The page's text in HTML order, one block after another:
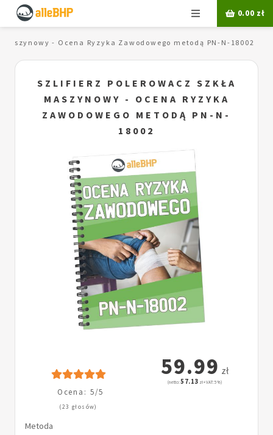
Menu 0.00 zł
- Ocena Ryzyka Zawodowego metodą PN-N-18002
SZLIFIERZ POLEROWACZ SZKŁA
MASZYNOWY - OCENA RYZYKA
ZAWODOWEGO METODĄ PN-N-
18002
Ocena: 5/5
(23 głosów)
59.99 zł
(netto:57.13 zł + VAT: 5%)
Metoda